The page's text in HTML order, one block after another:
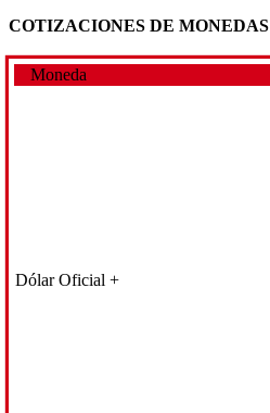
COTIZACIONES DE MONEDAS
Moneda
Dólar Oficial +